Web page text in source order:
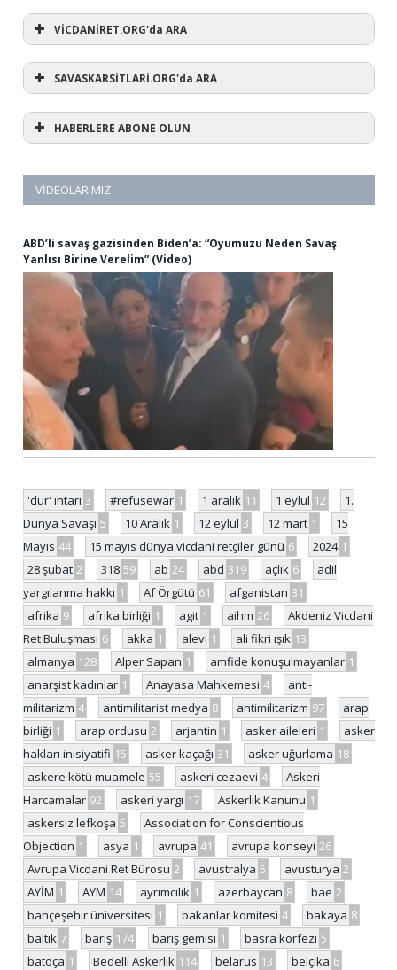
VİCDANİRET.ORG'da ARA
SAVASKARSİTLARİ.ORG'da ARA
HABERLERE ABONE OLUN
VIDEOLARIMIZ
ABD’li savaş gazisinden Biden’a: “Oyumuzu Neden Savaş
Yanlısı Birine Verelim” (Video)
'dur' ihtarı 3 #refusewar 1 1 aralık 11 1 eylül 12
1.
Dünya Savaşı 5 10 Aralık 1 12 eylül 3 12 mart 1
15
Mayıs 44 15 mayıs dünya vicdani retçiler günü 6 2024 1
28 şubat 2 318 59 ab 24 abd 319 açlık 6
adil
yargılanma hakkı 1 Af Örgütü 61 afganistan 31
afrika 9 afrika birliği 1 agit 1 aihm 26
Akdeniz Vicdani
Ret Buluşması 6 akka 1 alevi 1 ali fikri ışık 13
almanya 128 Alper Sapan 1 amfide konuşulmayanlar 1
anarşist kadınlar 1 Anayasa Mahkemesi 4
anti-
militarizm 4 antimilitarist medya 8 antimilitarizm 97
arap
birliği 1 arap ordusu 2 arjantin 1 asker aileleri 1
asker
hakları inisiyatifi 15 asker kaçağı 31 asker uğurlama 18
askere kötü muamele 55 askeri cezaevi 4
Askeri
Harcamalar 92 askeri yargı 17 Askerlik Kanunu 1
askersiz lefkoşa 5
Association for Conscientious
Objection 1 asya 1 avrupa 41 avrupa konseyi 26
Avrupa Vicdani Ret Bürosu 2 avustralya 5 avusturya 2
AYİM 1 AYM 14 ayrımcılık 1 azerbaycan 8 bae 2
bahçeşehir üniversitesi 1 bakanlar komitesi 4 bakaya 8
baltık 7 barış 174 barış gemisi 1 basra körfezi 5
batoça 1 Bedelli Askerlik 114 belarus 13 belçika 6